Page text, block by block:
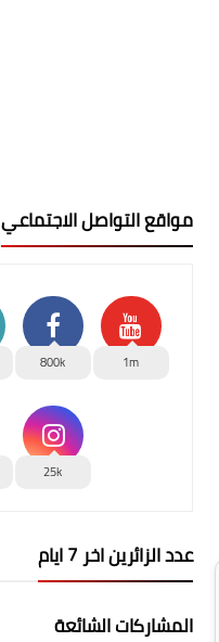
مواقع التواصل الاجتماعي
1m
800k
25k
عدد الزائرين اخر 7 ايام
المشاركات الشائعة